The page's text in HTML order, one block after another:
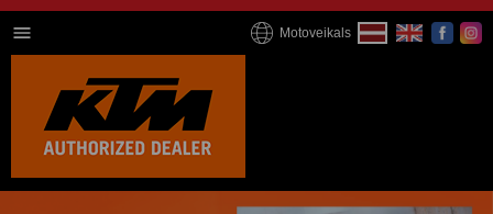
Motoveikals